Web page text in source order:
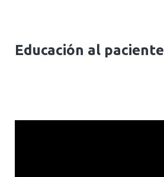
Educación al paciente